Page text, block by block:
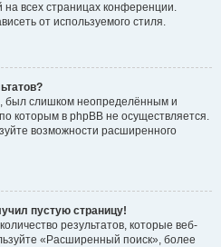
всех страницах конференции.
от используемого стиля.
был слишком неопределённым и
которым в phpBB не осуществляется.
возможности расширенного
пустую страницу!
результатов, которые веб-
«Расширенный поиск», более